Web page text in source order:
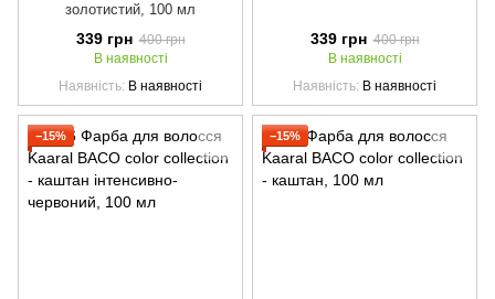
золотистий, 100 мл
339 грн 400 грн
В наявності
Наявність В наявності
339 грн 400 грн
В наявності
Наявність В наявності
−15% −15%